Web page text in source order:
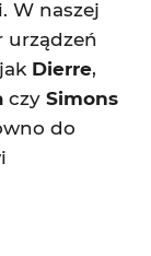
W naszej
urządzeń
Dierre,
czy Simons
do